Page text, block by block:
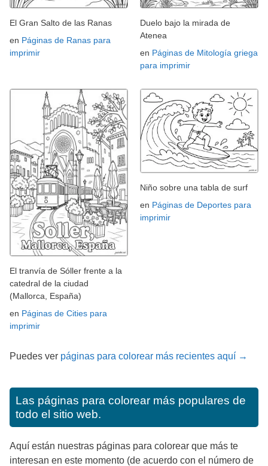
El Gran Salto de las Ranas
en Páginas de Ranas para
imprimir
Duelo bajo la mirada de
Atenea
en Páginas de Mitología griega
para imprimir
El tranvía de Sóller frente a la
catedral de la ciudad
(Mallorca, España)
en Páginas de Cities para
imprimir
Niño sobre una tabla de surf
en Páginas de Deportes para
imprimir
Puedes ver páginas para colorear más recientes aquí →
Las páginas para colorear más populares de
todo el sitio web.
Aquí están nuestras páginas para colorear que más te
interesan en este momento (de acuerdo con el número de